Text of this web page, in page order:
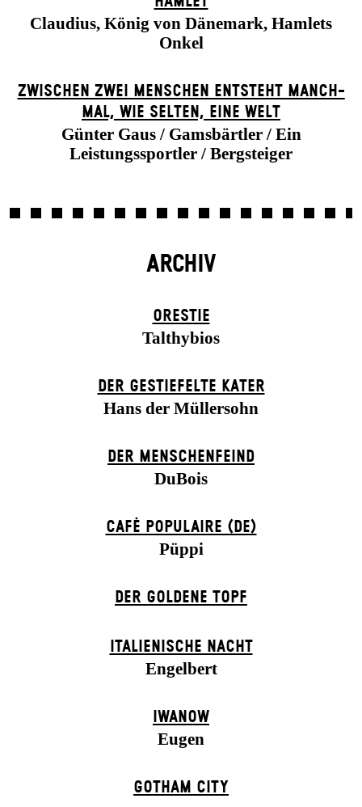
Claudius, König von Dänemark, Hamlets
Onkel
ZWISCHEN ZWEI MENSCHEN ENT­STEHT MANCH­
MAL, WIE SELTEN, EINE WELT
Günter Gaus / Gamsbärtler / Ein
Leistungssportler / Bergsteiger
ARCHIV
ORESTIE
Talthybios
DER GESTIEFELTE KATER
Hans der Müllersohn
DER MENSCHENFEIND
DuBois
CAFÉ POPULAIRE (DE)
Püppi
DER GOLDENE TOPF
ITALIENISCHE NACHT
Engelbert
IWANOW
Eugen
GOTHAM CITY